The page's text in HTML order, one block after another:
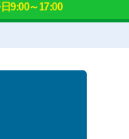
9:00～17:00